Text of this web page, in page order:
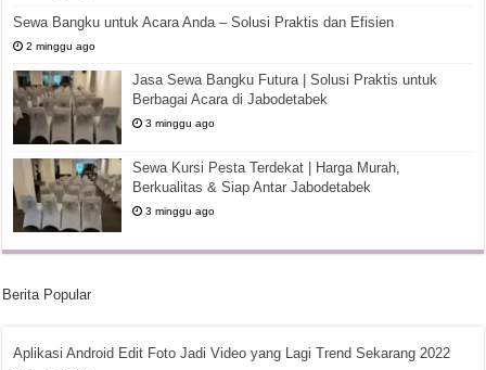
Sewa Bangku untuk Acara Anda – Solusi Praktis dan Efisien
2 minggu ago
Jasa Sewa Bangku Futura | Solusi Praktis untuk
Berbagai Acara di Jabodetabek
3 minggu ago
Sewa Kursi Pesta Terdekat | Harga Murah,
Berkualitas & Siap Antar Jabodetabek
3 minggu ago
Berita Popular
Aplikasi Android Edit Foto Jadi Video yang Lagi Trend Sekarang 2022